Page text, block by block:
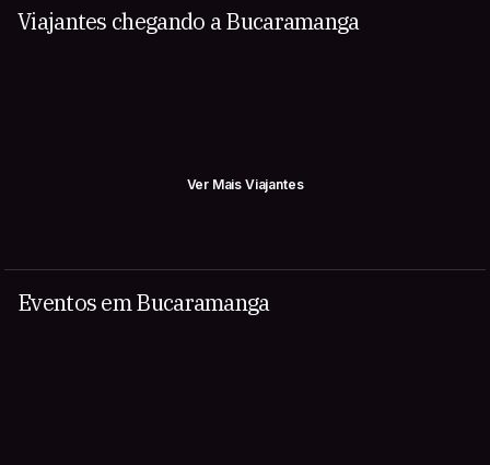
Viajantes chegando a Bucaramanga
Ver Mais Viajantes
Eventos em Bucaramanga